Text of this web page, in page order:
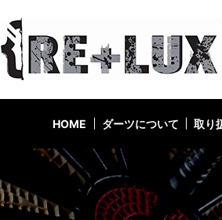
HOME ダーツについて 取り